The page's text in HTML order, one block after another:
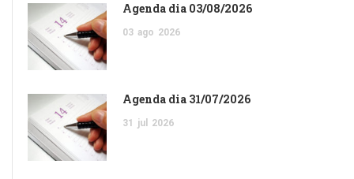
Agenda dia 03/08/2026
03 ago 2026
Agenda dia 31/07/2026
31 jul 2026